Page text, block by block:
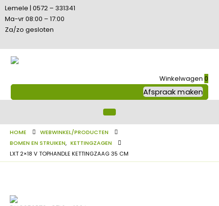
Lemele | 0572 – 331341
Ma-vr 08:00 – 17:00
Za/zo gesloten
Winkelwagen 0
Afspraak maken
HOME
WEBWINKEL/PRODUCTEN
BOMEN EN STRUIKEN, KETTINGZAGEN
LXT 2×18 V TOPHANDLE KETTINGZAAG 35 CM